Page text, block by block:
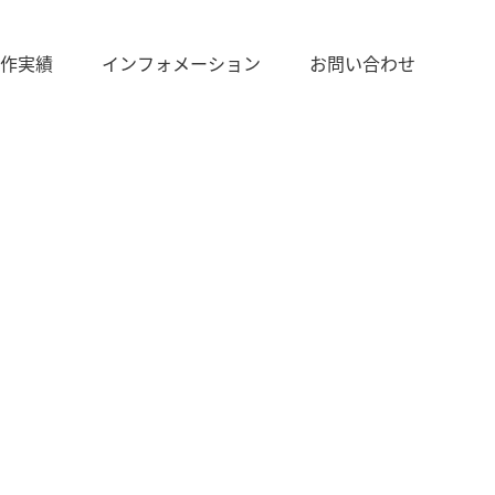
実績 インフォメーション お問い合わせ